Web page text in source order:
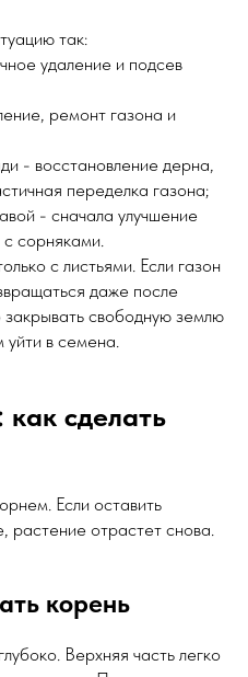
так:
удаление и подсев
ремонт газона и
- восстановление дерна,
переделка газона;
- сначала улучшение
сорняками.
с листьями. Если газон
даже после
свободную землю
в семена.
как сделать
Если оставить
растение отрастет снова.
корень
Верхняя часть легко